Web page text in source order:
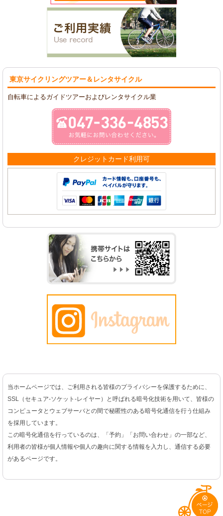
東京サイクリングツアー＆レンタサイクル
自転車によるガイドツアーおよびレンタサイクル業
クレジットカード利用可
当ホームページでは、ご利用される皆様のプライバシーを保護するために、
SSL（セキュア-ソケット-レイヤー）と呼ばれる暗号化技術を用いて、皆様の
コンピュータとウェブサーバとの間で秘匿性のある暗号化通信を行う仕組み
を採用しています。
この暗号化通信を行っているのは、「予約」「お問い合わせ」の一部など、
利用者の皆様が個人情報や個人の趣向に関する情報を入力し、通信する必要
があるページです。